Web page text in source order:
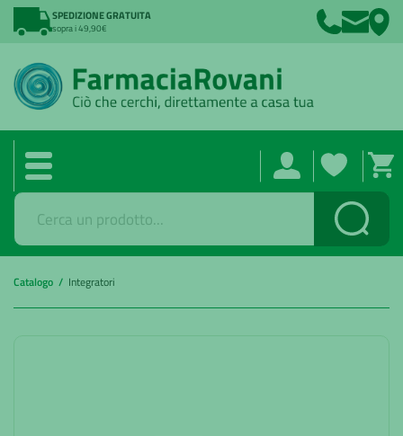
SPEDIZIONE GRATUITA
sopra i 49,90€
Cerca
Catalogo / Integratori